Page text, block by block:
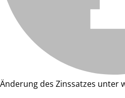
Änderung des Zinssatzes unter